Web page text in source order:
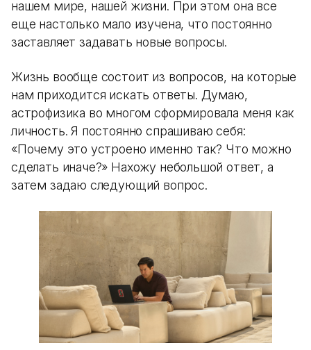
нашем мире, нашей жизни. При этом она все
еще настолько мало изучена, что постоянно
заставляет задавать новые вопросы.
Жизнь вообще состоит из вопросов, на которые
нам приходится искать ответы. Думаю,
астрофизика во многом сформировала меня как
личность. Я постоянно спрашиваю себя:
«Почему это устроено именно так? Что можно
сделать иначе?» Нахожу небольшой ответ, а
затем задаю следующий вопрос.